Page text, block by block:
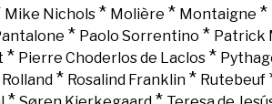
Mike Nichols* Molière * Montaigne *
* Paolo Sorrentino * Patrick
* Pierre Choderlos de Laclos*
* Rosalind Franklin* Rutebeuf